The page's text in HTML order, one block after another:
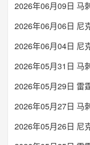
2026年05月31日 马
2026年05月29日 雷
2026年05月27日 马